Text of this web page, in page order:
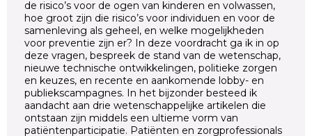
de risico’s voor de ogen van kinderen en volwassen,
hoe groot zijn die risico’s voor individuen en voor de
samenleving als geheel, en welke mogelijkheden
voor preventie zijn er? In deze voordracht ga ik in op
deze vragen, bespreek de stand van de wetenschap,
nieuwe technische ontwikkelingen, politieke zorgen
en keuzes, en recente en aankomende lobby- en
publiekscampagnes. In het bijzonder besteed ik
aandacht aan drie wetenschappelijke artikelen die
ontstaan zijn middels een ultieme vorm van
patiëntenparticipatie. Patiënten en zorgprofessionals